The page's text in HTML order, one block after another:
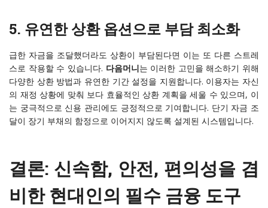
5. 유연한 상환 옵션으로 부담 최소화
급한 자금을 조달했더라도 상환이 부담된다면 이는 또 다른 스트레
스로 작용할 수 있습니다. 다음머니는 이러한 고민을 해소하기 위해
다양한 상환 방법과 유연한 기간 설정을 지원합니다. 이용자는 자신
의 재정 상황에 맞춰 보다 효율적인 상환 계획을 세울 수 있으며, 이
는 궁극적으로 신용 관리에도 긍정적으로 기여합니다. 단기 자금 조
달이 장기 부채의 함정으로 이어지지 않도록 설계된 시스템입니다.
결론: 신속함, 안전, 편의성을 겸
비한 현대인의 필수 금융 도구